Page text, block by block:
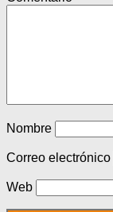
Nombre
Correo electrónico
Web